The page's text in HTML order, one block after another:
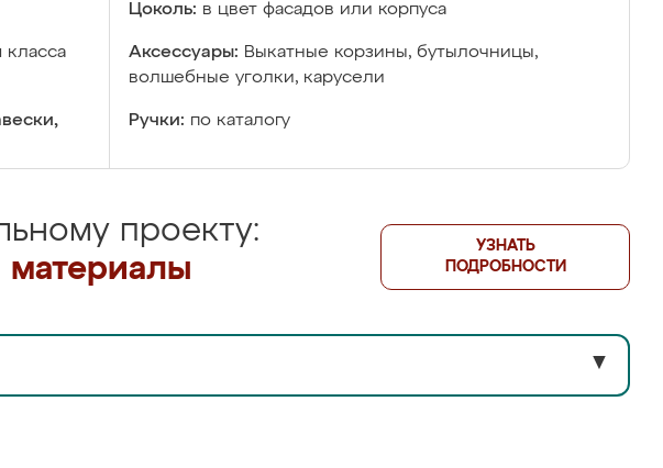
Цоколь: в цвет фасадов или корпуса
класса
Аксессуары: Выкатные корзины, бутылочницы,
волшебные уголки, карусели
Ручки: по каталогу
проекту:
УЗНАТЬ
ПОДРОБНОСТИ
▼